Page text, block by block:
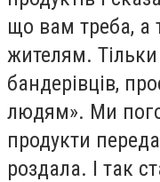
що вам треба, а
жителям.
бандерівців,
людям». Ми
продукти
роздала. І так